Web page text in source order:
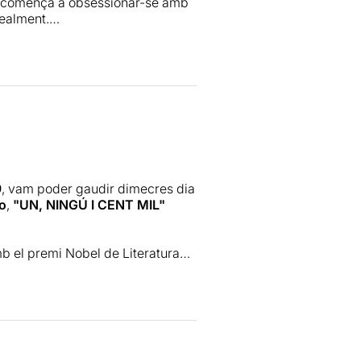
no sabrem mai si la podrem
efectiva
afecta a l’entesa de les
sublim en el(s) seus(s)
en l’únic centre
aquesta companyia, però la
, vam poder gaudir dimecres dia
, "UN, NINGÚ I CENT MIL"
el premi Nobel de Literatura
Les nits de la Maletaa la